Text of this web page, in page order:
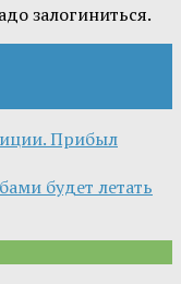
залогиниться.
Прибыл
будет летать